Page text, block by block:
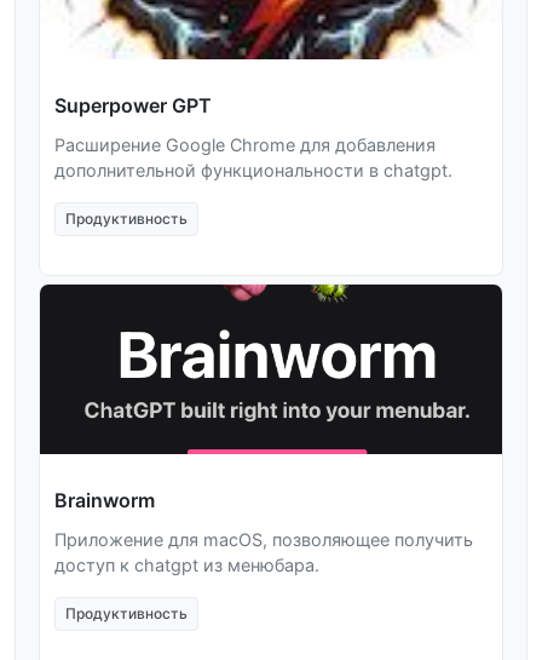
Superpower GPT
Расширение Google Chrome для добавления
дополнительной функциональности в chatgpt.
Продуктивность
Brainworm
Приложение для macOS, позволяющее получить
доступ к chatgpt из менюбара.
Продуктивность